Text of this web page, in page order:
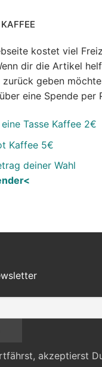
kostet viel
dir die Artikel
geben
eine Spende per
Tasse Kaffee 2€
Kaffee 5€
deiner Wahl
akzeptierst